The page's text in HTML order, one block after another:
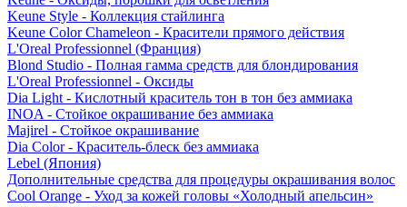
Keune Style - Коллекция стайлинга
Keune Color Chameleon - Красители прямого действия
L'Oreal Professionnel (Франция)
Blond Studio - Полная гамма средств для блондирования
L'Oreal Professionnel - Оксиды
Dia Light - Кислотный краситель тон в тон без аммиака
INOA - Стойкое окрашивание без аммиака
Majirel - Стойкое окрашивание
Dia Color - Краситель-блеск без аммиака
Lebel (Япония)
Дополнительные средства для процедуры окрашивания волос
Cool Orange - Уход за кожей головы «Холодный апельсин»